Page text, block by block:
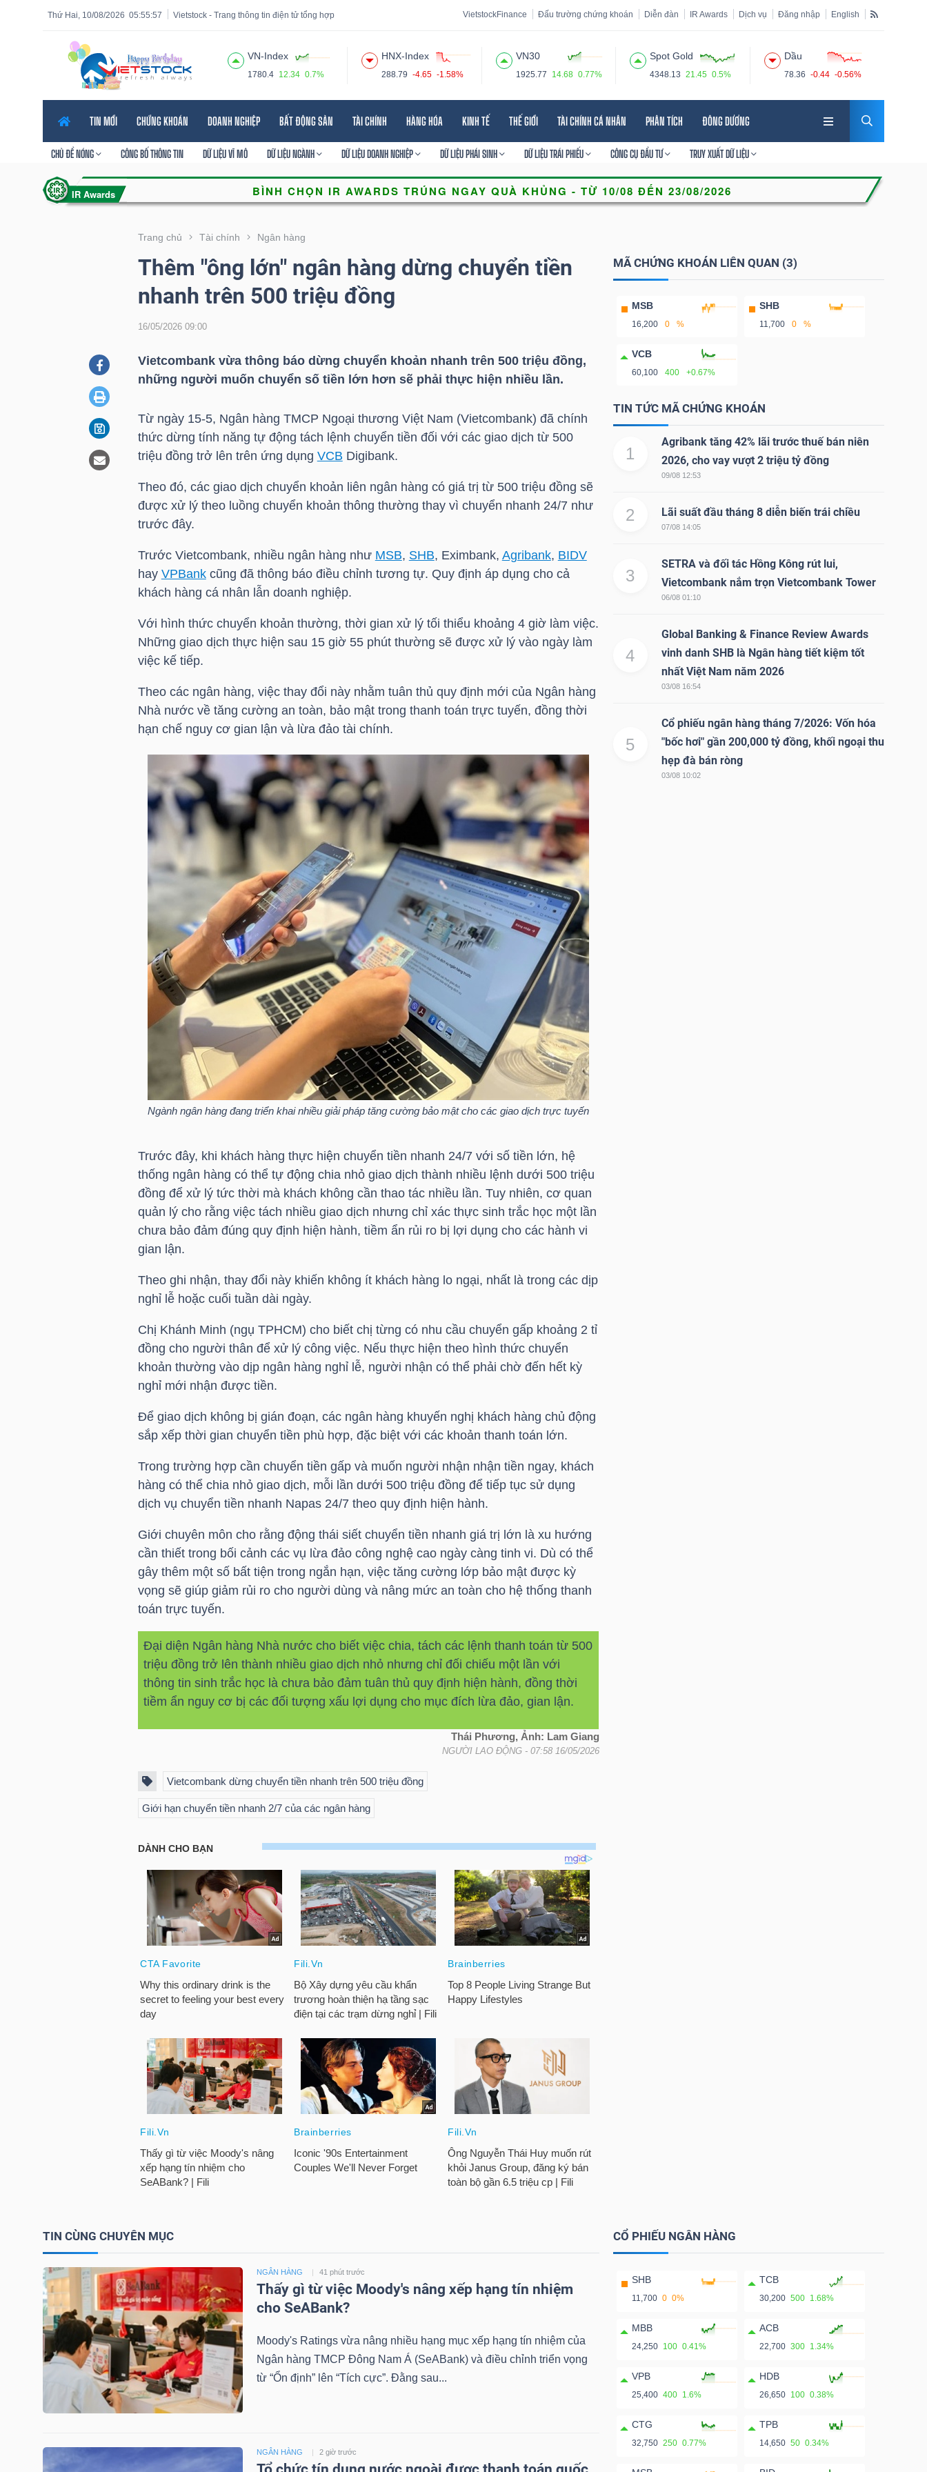
05:55:58
Thứ Hai, 10/08/2026 Vietstock - Trang thông tin điện tử tổng hợp VietstockFinance Đấu trường chứng khoán Diễn đàn IR Awards Dịch vụ Đăng nhập English
VN-Index
1780.4 12.34 0.7%
HNX-Index
288.79 -4.65 -1.58%
VN30
1925.77 14.68 0.77%
Spot Gold
4348.13 21.45 0.5%
Dầu
78.36 -0.44 -0.56%
TIN MỚI CHỨNG KHOÁN DOANH NGHIỆP BẤT ĐỘNG SẢN TÀI CHÍNH HÀNG HÓA KINH TẾ THẾ GIỚI TÀI CHÍNH CÁ NHÂN PHÂN TÍCH ĐÔNG DƯƠNG
CHỦ ĐỀ NÓNG CÔNG BỐ THÔNG TIN DỮ LIỆU VĨ MÔ DỮ LIỆU NGÀNH DỮ LIỆU DOANH NGHIỆP DỮ LIỆU PHÁI SINH DỮ LIỆU TRÁI PHIẾU CÔNG CỤ ĐẦU TƯ TRUY XUẤT DỮ LIỆU
Trang chủ Tài chính Ngân hàng
Thêm "ông lớn" ngân hàng dừng chuyển tiền
nhanh trên 500 triệu đồng
16/05/2026 09:00
Vietcombank vừa thông báo dừng chuyển khoản nhanh trên 500 triệu đồng,
những người muốn chuyển số tiền lớn hơn sẽ phải thực hiện nhiều lần.
Từ ngày 15-5, Ngân hàng TMCP Ngoại thương Việt Nam (Vietcombank) đã chính
thức dừng tính năng tự động tách lệnh chuyển tiền đối với các giao dịch từ 500
triệu đồng trở lên trên ứng dụng VCB Digibank.
Theo đó, các giao dịch chuyển khoản liên ngân hàng có giá trị từ 500 triệu đồng sẽ
được xử lý theo luồng chuyển khoản thông thường thay vì chuyển nhanh 24/7 như
trước đây.
Trước Vietcombank, nhiều ngân hàng như MSB, SHB, Eximbank, Agribank, BIDV
hay VPBankcũng đã thông báo điều chỉnh tương tự. Quy định áp dụng cho cả
khách hàng cá nhân lẫn doanh nghiệp.
Với hình thức chuyển khoản thường, thời gian xử lý tối thiểu khoảng 4 giờ làm việc.
Những giao dịch thực hiện sau 15 giờ 55 phút thường sẽ được xử lý vào ngày làm
việc kế tiếp.
Theo các ngân hàng, việc thay đổi này nhằm tuân thủ quy định mới của Ngân hàng
Nhà nước về tăng cường an toàn, bảo mật trong thanh toán trực tuyến, đồng thời
hạn chế nguy cơ gian lận và lừa đảo tài chính.
Ngành ngân hàng đang triển khai nhiều giải pháp tăng cường bảo mật cho các giao dịch trực tuyến
Trước đây, khi khách hàng thực hiện chuyển tiền nhanh 24/7 với số tiền lớn, hệ
thống ngân hàng có thể tự động chia nhỏ giao dịch thành nhiều lệnh dưới 500 triệu
đồng để xử lý tức thời mà khách không cần thao tác nhiều lần. Tuy nhiên, cơ quan
quản lý cho rằng việc tách nhiều giao dịch nhưng chỉ xác thực sinh trắc học một lần
chưa bảo đảm đúng quy định hiện hành, tiềm ẩn rủi ro bị lợi dụng cho các hành vi
gian lận.
Theo ghi nhận, thay đổi này khiến không ít khách hàng lo ngại, nhất là trong các dịp
nghỉ lễ hoặc cuối tuần dài ngày.
Chị Khánh Minh (ngụ TPHCM) cho biết chị từng có nhu cầu chuyển gấp khoảng 2 tỉ
đồng cho người thân để xử lý công việc. Nếu thực hiện theo hình thức chuyển
khoản thường vào dịp ngân hàng nghỉ lễ, người nhận có thể phải chờ đến hết kỳ
nghỉ mới nhận được tiền.
Để giao dịch không bị gián đoạn, các ngân hàng khuyến nghị khách hàng chủ động
sắp xếp thời gian chuyển tiền phù hợp, đặc biệt với các khoản thanh toán lớn.
Trong trường hợp cần chuyển tiền gấp và muốn người nhận nhận tiền ngay, khách
hàng có thể chia nhỏ giao dịch, mỗi lần dưới 500 triệu đồng để tiếp tục sử dụng
dịch vụ chuyển tiền nhanh Napas 24/7 theo quy định hiện hành.
Giới chuyên môn cho rằng động thái siết chuyển tiền nhanh giá trị lớn là xu hướng
cần thiết trong bối cảnh các vụ lừa đảo công nghệ cao ngày càng tinh vi. Dù có thể
gây thêm một số bất tiện trong ngắn hạn, việc tăng cường lớp bảo mật được kỳ
vọng sẽ giúp giảm rủi ro cho người dùng và nâng mức an toàn cho hệ thống thanh
toán trực tuyến.
Đại diện Ngân hàng Nhà nước cho biết việc chia, tách các lệnh thanh toán từ 500
triệu đồng trở lên thành nhiều giao dịch nhỏ nhưng chỉ đối chiếu một lần với
thông tin sinh trắc học là chưa bảo đảm tuân thủ quy định hiện hành, đồng thời
tiềm ẩn nguy cơ bị các đối tượng xấu lợi dụng cho mục đích lừa đảo, gian lận.
Thái Phương, Ảnh: Lam Giang
NGƯỜI LAO ĐỘNG - 07:58 16/05/2026
Vietcombank dừng chuyển tiền nhanh trên 500 triệu đồng
Giới hạn chuyển tiền nhanh 2/7 của các ngân hàng
MÃ CHỨNG KHOÁN LIÊN QUAN (3)
MSB
16,200 0 %
SHB
11,700 0 %
VCB
60,100 400 +0.67%
TIN TỨC MÃ CHỨNG KHOÁN
1
Agribank tăng 42% lãi trước thuế bán niên
2026, cho vay vượt 2 triệu tỷ đồng
09/08 12:53
2 Lãi suất đầu tháng 8 diễn biến trái chiều
07/08 14:05
3
SETRA và đối tác Hồng Kông rút lui,
Vietcombank nắm trọn Vietcombank Tower
06/08 01:10
4
Global Banking & Finance Review Awards
vinh danh SHB là Ngân hàng tiết kiệm tốt
nhất Việt Nam năm 2026
03/08 16:54
5
Cổ phiếu ngân hàng tháng 7/2026: Vốn hóa
"bốc hơi" gần 200,000 tỷ đồng, khối ngoại thu
hẹp đà bán ròng
03/08 10:02
TIN CÙNG CHUYÊN MỤC
NGÂN HÀNG 41 phút trước
Thấy gì từ việc Moody's nâng xếp hạng tín nhiệm
cho SeABank?
Moody's Ratings vừa nâng nhiều hạng mục xếp hạng tín nhiệm của
Ngân hàng TMCP Đông Nam Á (SeABank) và điều chỉnh triển vọng
từ “Ổn định” lên “Tích cực”. Đằng sau...
NGÂN HÀNG 2 giờ trước
CỔ PHIẾU NGÂN HÀNG
SHB
11,700 0 0%
TCB
30,200 500 1.68%
MBB
24,250 100 0.41%
ACB
22,700 300 1.34%
VPB
25,400 400 1.6%
HDB
26,650 100 0.38%
CTG
32,750 250 0.77%
TPB
14,650 50 0.34%
Tính năng
năng
VIETSTOCK
CÔNG
NGHIỆP